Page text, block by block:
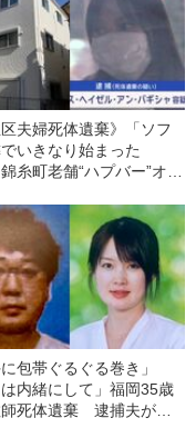
区夫婦死体遺棄》「ソフ
いきなり始まった
糸町老舗“ハプバー”オー
ダンディな方だった」
に包帯ぐるぐる巻き」
は内緒にして」福岡35歳
死体遺棄 逮捕夫が起